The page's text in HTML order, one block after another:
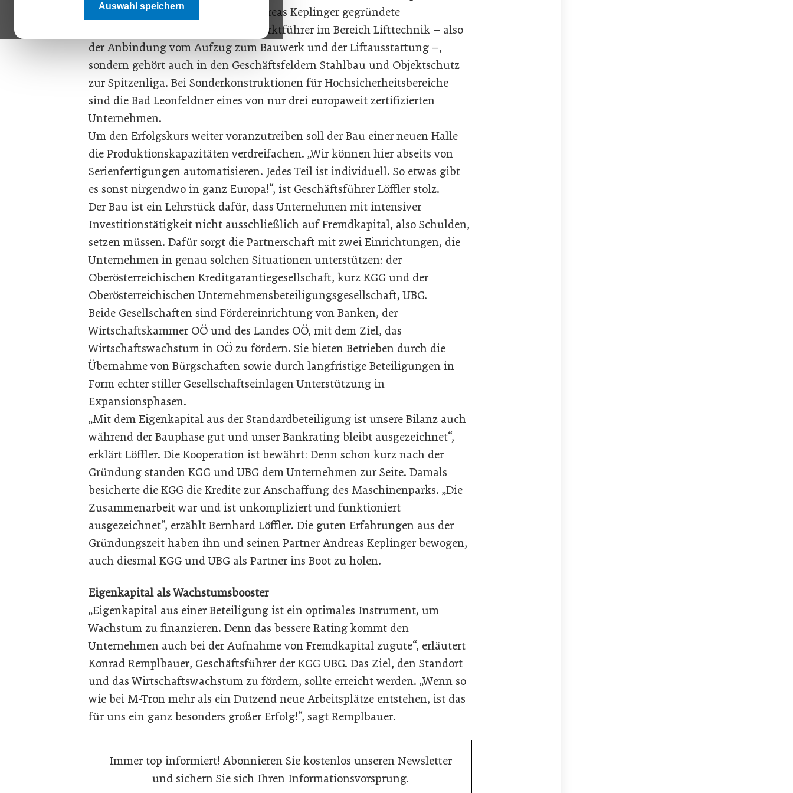
Auswahl speichern
2005 von Bernhard Löffler und Andreas Keplinger gegründete
Unternehmen ist nicht nur Weltmarktführer im Bereich Lifttechnik – also
der Anbindung vom Aufzug zum Bauwerk und der Liftausstattung –,
sondern gehört auch in den Geschäftsfeldern Stahlbau und Objektschutz
zur Spitzen­liga. Bei Sonderkonstruktionen für Hochsicherheitsbereiche
sind die Bad Leonfeldner eines von nur drei europaweit zertifizierten
Unternehmen.
Um den Erfolgskurs weiter voranzutreiben soll der Bau einer neuen Halle
die Produktionskapazitäten verdreifachen. „Wir können hier abseits von
Serienfertigungen automatisieren. Jedes Teil ist individuell. So etwas gibt
es sonst nirgendwo in ganz Europa!“, ist Geschäftsführer Löffler stolz.
Der Bau ist ein Lehrstück dafür, dass Unternehmen mit intensiver
Investitionstätigkeit nicht ausschließlich auf Fremdkapital, also Schulden,
setzen müssen. Dafür sorgt die Partnerschaft mit zwei Einrichtungen, die
Unternehmen in genau solchen Situationen unterstützen: der
Oberösterreichischen Kreditgarantiegesellschaft, kurz KGG und der
Oberösterreichischen Unternehmensbeteiligungsgesellschaft, UBG.
Beide Gesellschaften sind Fördereinrichtung von Banken, der
Wirtschaftskammer OÖ und des Landes OÖ, mit dem Ziel, das
Wirtschaftswachstum in OÖ zu fördern. Sie bieten Betrieben durch die
Übernahme von Bürgschaften sowie durch langfristige Beteiligungen in
Form echter ­stiller Gesellschaftseinlagen Unterstützung in
Expansionsphasen.
„Mit dem Eigenkapital aus der Standardbeteiligung ist unsere Bilanz auch
während der Bauphase gut und unser Bankrating bleibt ausgezeichnet“,
erklärt Löffler. Die Kooperation ist bewährt: Denn schon kurz nach der
Gründung standen KGG und UBG dem Unternehmen zur Seite. Damals
besicherte die KGG die Kredite zur Anschaffung des Maschinenparks. „Die
Zusammenarbeit war und ist unkompliziert und funktioniert
ausgezeichnet“, erzählt Bernhard Löffler. Die guten Erfahrungen aus der
Gründungszeit haben ihn und seinen Partner Andreas Keplinger bewogen,
auch diesmal KGG und UBG als Partner ins Boot zu holen.
Eigenkapital als Wachstumsbooster
„Eigenkapital aus einer Beteiligung ist ein optimales Instrument, um
Wachstum zu finanzieren. Denn das bessere Rating kommt den
Unternehmen auch bei der Aufnahme von Fremdkapital zugute“, erläutert
Konrad Remplbauer, Geschäftsführer der KGG UBG. Das Ziel, den Standort
und das Wirtschaftswachstum zu fördern, sollte erreicht werden. „Wenn so
wie bei M-Tron mehr als ein Dutzend neue Arbeitsplätze entstehen, ist das
für uns ein ganz besonders großer Erfolg!“, sagt Remplbauer.
Immer top informiert! Abonnieren Sie kostenlos unseren Newsletter
und sichern Sie sich Ihren Informationsvorsprung.